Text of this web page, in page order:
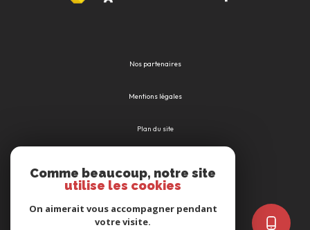
Nos partenaires
Mentions légales
Plan du site
Politique RGPD
Comme beaucoup, notre site
utilise les cookies
On aimerait vous accompagner pendant
votre visite.